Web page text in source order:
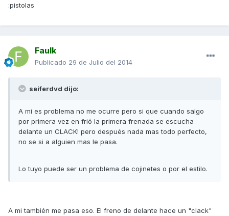
:pistolas
Faulk
Publicado 29 de Julio del 2014
seiferdvd dijo:
A mi es problema no me ocurre pero si que cuando salgo
por primera vez en frió la primera frenada se escucha
delante un CLACK! pero después nada mas todo perfecto,
no se si a alguien mas le pasa.
Lo tuyo puede ser un problema de cojinetes o por el estilo.
A mi también me pasa eso. El freno de delante hace un "clack"